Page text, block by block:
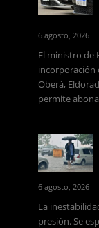
6 agosto, 2026
El ministro de
incorporación
Oberá,
permite
6 agosto, 2026
La
presión. Se